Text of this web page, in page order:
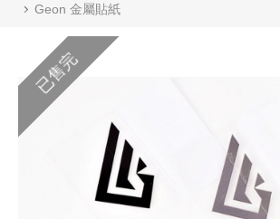
Geon 金屬貼紙
已售完